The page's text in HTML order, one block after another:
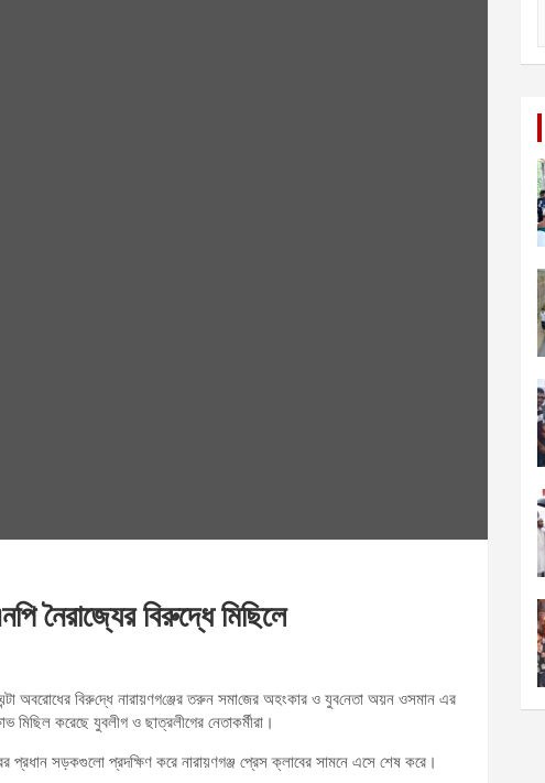
নৈরাজ্যের বিরুদ্ধে মিছিলে
অবরোধের বিরু‌দ্ধে নারায়ণগ‌ঞ্জের তরুন সমা‌জের অহংকার ও যুব‌নেতা অয়ন ওসমান এর
মিছিল করেছে যুবলীগ ও ছাত্রলীগের নেতাকর্মীরা।
প্রধান সড়কগুলো প্রদক্ষিণ করে নারায়ণগঞ্জ প্রেস ক্লাবের সামনে এসে শেষ করে।